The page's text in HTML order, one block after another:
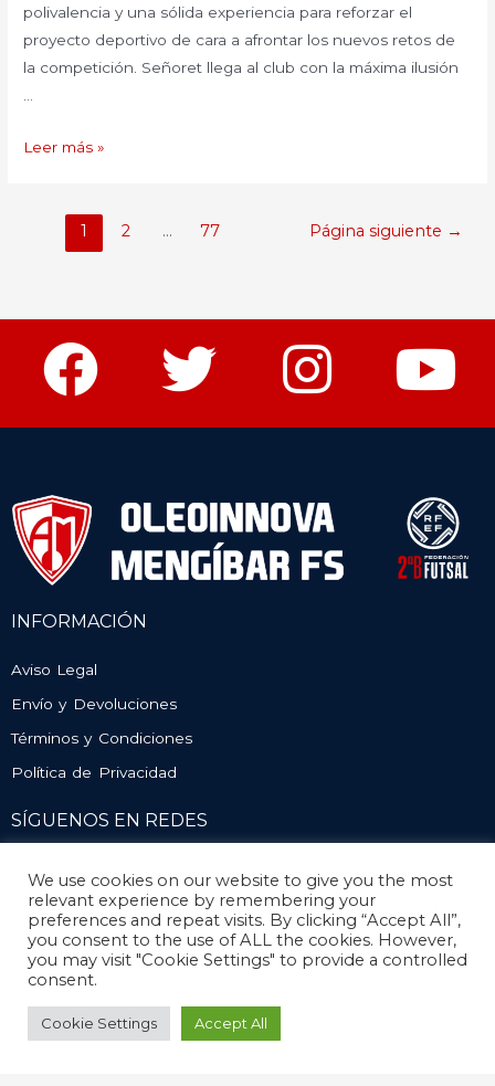
polivalencia y una sólida experiencia para reforzar el
proyecto deportivo de cara a afrontar los nuevos retos de
la competición. Señoret llega al club con la máxima ilusión
Leer más »
1 2 … 77 Página siguiente →
INFORMACIÓN
Aviso Legal
Envío y Devoluciones
Términos y Condiciones
Política de Privacidad
SÍGUENOS EN REDES
We use cookies on our website to give you the most
relevant experience by remembering your
preferences and repeat visits. By clicking “Accept All”,
you consent to the use of ALL the cookies. However,
you may visit "Cookie Settings" to provide a controlled
consent.
Cookie Settings Accept All